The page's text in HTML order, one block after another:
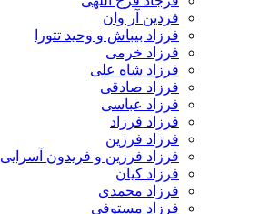
فردین آر وان
فرزاد بیباش و وحید تتورا
فرزاد خرمی
فرزاد شاه علی
فرزاد صادقی
فرزاد عباسی
فرزاد فرزاد
فرزاد فرزین
فرزاد فرزین و فریدون آسرایی
فرزاد کیان
فرزاد محمدی
فرزاد مستوفی